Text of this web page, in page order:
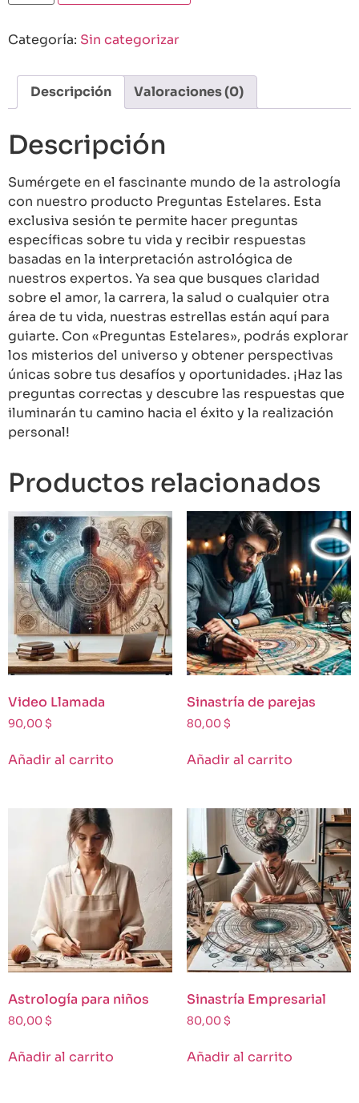
Categoría: Sin categorizar
Descripción Valoraciones (0)
Descripción
Sumérgete en el fascinante mundo de la astrología
con nuestro producto Preguntas Estelares. Esta
exclusiva sesión te permite hacer preguntas
específicas sobre tu vida y recibir respuestas
basadas en la interpretación astrológica de
nuestros expertos. Ya sea que busques claridad
sobre el amor, la carrera, la salud o cualquier otra
área de tu vida, nuestras estrellas están aquí para
guiarte. Con «Preguntas Estelares», podrás explorar
los misterios del universo y obtener perspectivas
únicas sobre tus desafíos y oportunidades. ¡Haz las
preguntas correctas y descubre las respuestas que
iluminarán tu camino hacia el éxito y la realización
personal!
Productos relacionados
Video Llamada
90,00$
Añadir al carrito
Sinastría de parejas
80,00$
Añadir al carrito
Astrología para niños
80,00$
Añadir al carrito
Sinastría Empresarial
80,00$
Añadir al carrito